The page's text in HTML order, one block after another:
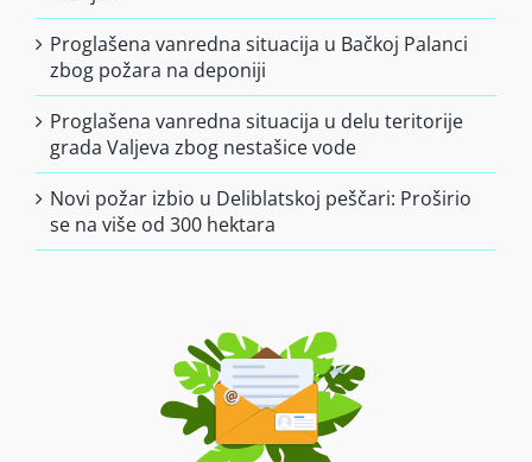
Proglašena vanredna situacija u Bačkoj Palanci
zbog požara na deponiji
Proglašena vanredna situacija u delu teritorije
grada Valjeva zbog nestašice vode
Novi požar izbio u Deliblatskoj peščari: Proširio
se na više od 300 hektara